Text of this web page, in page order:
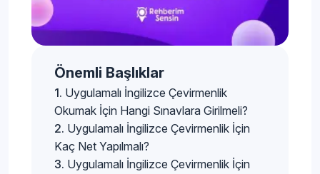
Önemli Başlıklar
Uygulamalı İngilizce Çevirmenlik
Okumak İçin Hangi Sınavlara Girilmeli?
Uygulamalı İngilizce Çevirmenlik İçin
Kaç Net Yapılmalı?
Uygulamalı İngilizce Çevirmenlik İçin